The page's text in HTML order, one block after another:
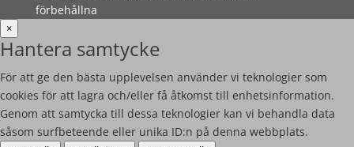
förbehållna
×
Hantera samtycke
För att ge den bästa upplevelsen använder vi teknologier som
cookies för att lagra och/eller få åtkomst till enhetsinformation.
Genom att samtycka till dessa teknologier kan vi behandla data
såsom surfbeteende eller unika ID:n på denna webbplats.